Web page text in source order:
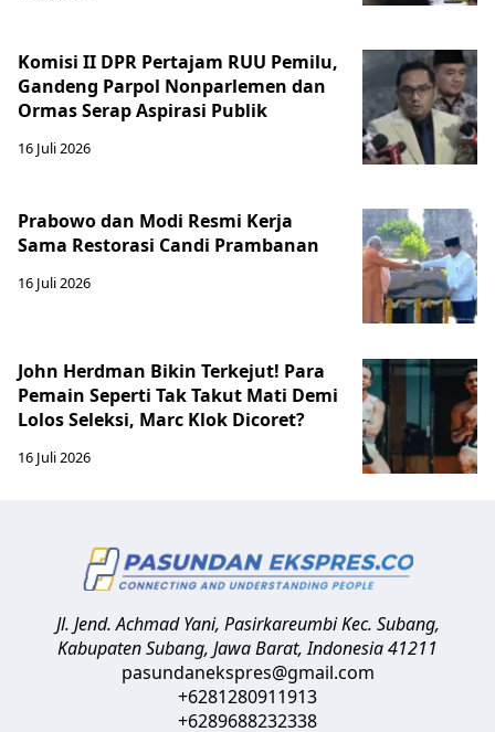
Komisi II DPR Pertajam RUU Pemilu,
Gandeng Parpol Nonparlemen dan
Ormas Serap Aspirasi Publik
16 Juli 2026
Prabowo dan Modi Resmi Kerja
Sama Restorasi Candi Prambanan
16 Juli 2026
John Herdman Bikin Terkejut! Para
Pemain Seperti Tak Takut Mati Demi
Lolos Seleksi, Marc Klok Dicoret?
16 Juli 2026
Jl. Jend. Achmad Yani, Pasirkareumbi Kec. Subang,
Kabupaten Subang, Jawa Barat,Indonesia41211
pasundanekspres@gmail.com
+6281280911913
+6289688232338